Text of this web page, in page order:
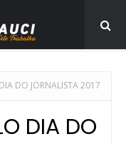
DO JORNALISTA 2017
DIA DO